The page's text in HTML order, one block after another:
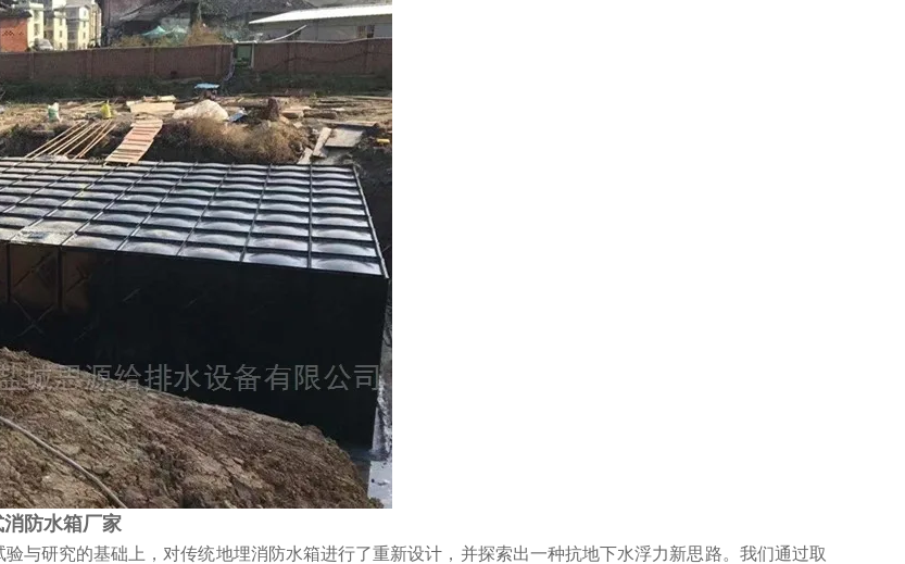
防水箱厂家
与研究的基础上，对传统地埋消防水箱进行了重新设计，并探索出一种抗地下水浮力新思路。我们通过取